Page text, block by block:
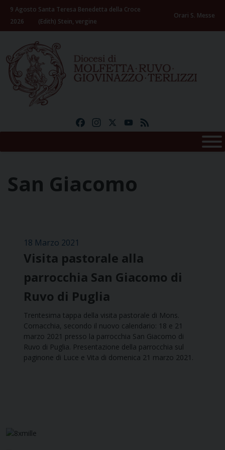
Skip
content
9 Agosto
2026
Santa Teresa Benedetta della Croce
(Edith) Stein, vergine
Orari S. Messe
FacebookInstagramYouTube
San Giacomo
18 Marzo 2021
Visita pastorale alla
parrocchia San Giacomo di
Ruvo di Puglia
Trentesima tappa della visita pastorale di Mons.
Cornacchia, secondo il nuovo calendario: 18 e 21
marzo 2021 presso la parrocchia San Giacomo di
Ruvo di Puglia. Presentazione della parrocchia sul
paginone di Luce e Vita di domenica 21 marzo 2021.